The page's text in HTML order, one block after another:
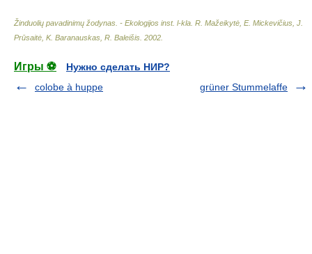
Žinduolių pavadinimų žodynas. - Ekologijos inst. l-kla R. Mažeikytė, E. Mickevičius, J.
Prūsaitė, K. Baranauskas, R. Baleišis 2002
Игры ⚽
Нужно сделать НИР?
colobe à huppe
grüner Stummelaffe